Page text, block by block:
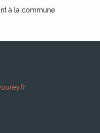
à la commune